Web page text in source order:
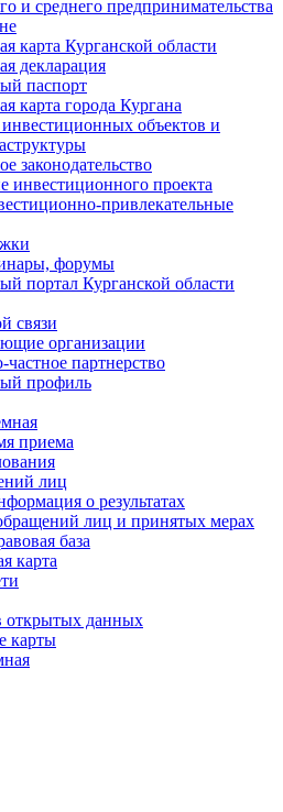
и среднего предпринимательства
карта Курганской области
декларация
паспорт
карта города Кургана
объектов и
законодательство
инвестиционного проекта
привлекательные
форумы
портал Курганской области
связи
организации
партнерство
профиль
приема
лиц
о результатах
лиц и принятых мерах
база
карта
открытых данных
карты